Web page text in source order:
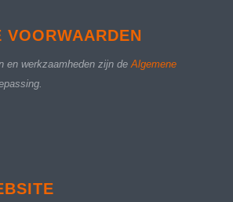
VOORWAARDEN
en werkzaamheden zijn deAlgemene